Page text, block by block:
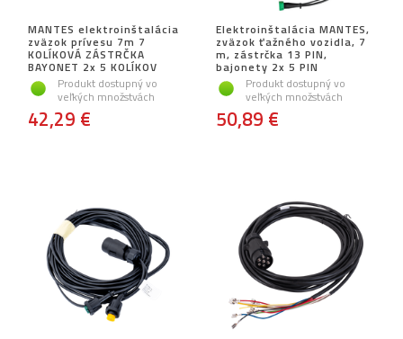
MANTES elektroinštalácia
zväzok prívesu 7m 7
KOLÍKOVÁ ZÁSTRČKA
BAYONET 2x 5 KOLÍKOV
Produkt dostupný vo
veľkých množstvách
42,29 €
Elektroinštalácia MANTES,
zväzok ťažného vozidla, 7
m, zástrčka 13 PIN,
bajonety 2x 5 PIN
Produkt dostupný vo
veľkých množstvách
50,89 €